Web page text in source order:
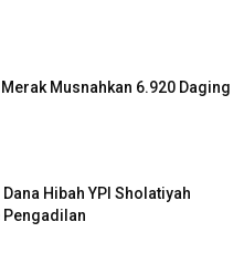
Musnahkan 6.920 Daging
Hibah YPI Sholatiyah
Pengadilan